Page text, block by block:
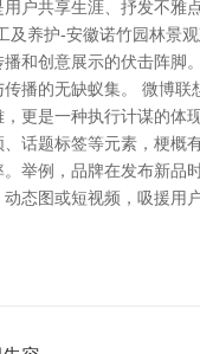
用户共享生涯、抒发不雅
及养护-安徽诺竹园林景
和创意展示的伏击阵脚
播的无缺蚁集。 微博联
，更是一种执行计谋的体
话题标签等元素，梗概
举例，品牌在发布新品
动态图或短视频，吸援用